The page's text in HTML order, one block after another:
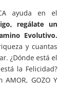
ayuda en el
regálate un
Evolutivo.
y cuantas
¿Dónde está el
la Felicidad?
GOZO Y